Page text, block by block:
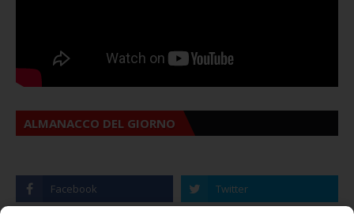
ALMANACCO DEL GIORNO